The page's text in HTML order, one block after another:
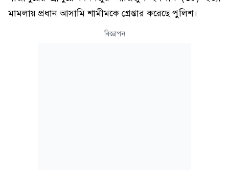
মামলায় প্রধান আসামি শামীমকে গ্রেপ্তার করেছে পুলিশ।
বিজ্ঞাপন